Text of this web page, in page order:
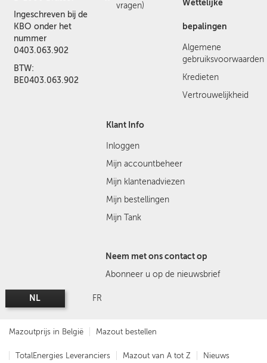
Ingeschreven bij de
KBO onder het
nummer
0403.063.902
BTW:
BE0403.063.902
vragen)
Wettelijke
bepalingen
Algemene
gebruiksvoorwaarden
Kredieten
Vertrouwelijkheid
Klant Info
Inloggen
Mijn accountbeheer
Mijn klantenadviezen
Mijn bestellingen
Mijn Tank
Neem met ons contact op
Abonneer u op de nieuwsbrief
NL FR
Mazoutprijs in België Mazout bestellen
TotalEnergies Leveranciers Mazout van A tot Z Nieuws